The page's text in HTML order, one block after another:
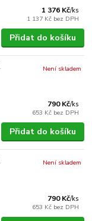
1 376 Kč/ks
1 137 Kč bez DPH
Přidat do košíku
790 Kč/ks
653 Kč bez DPH
Není skladem
Přidat do košíku
790 Kč/ks
653 Kč bez DPH
Není skladem